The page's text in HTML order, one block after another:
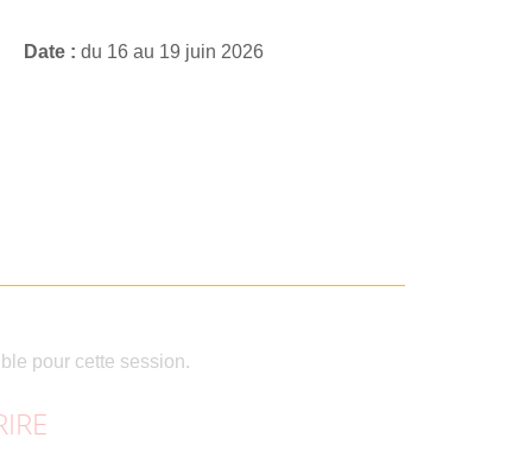
Date du 16 au 19 juin 2026
pour cette session.